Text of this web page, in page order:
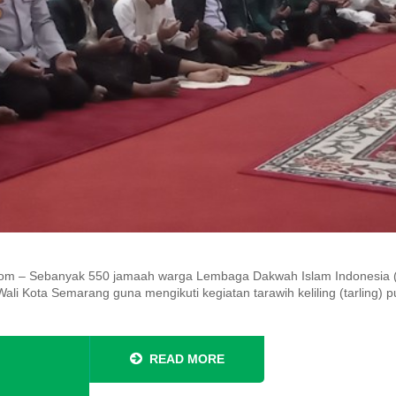
– Sebanyak 550 jamaah warga Lembaga Dakwah Islam Indonesia
Kota Semarang guna mengikuti kegiatan tarawih keliling (tarling)
READ MORE